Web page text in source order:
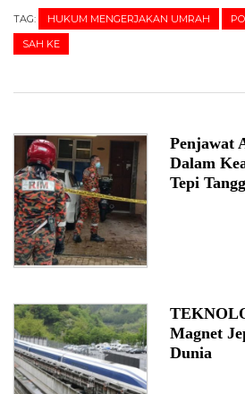
TAG: HUKUM MENGERJAKAN UMRAH
SAH KE
Penjawat
Dalam
Tepi
Magnet
Dunia